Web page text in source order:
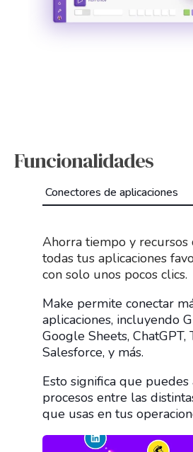
Funcionalidades
Ahorra tiempo y recursos
todas tus aplicaciones
con solo unos pocos clics.
Make permite conectar
aplicaciones, incluyendo
Google Sheets, ChatGPT,
Salesforce, y más.
Esto significa que
procesos entre las
que usas en tus